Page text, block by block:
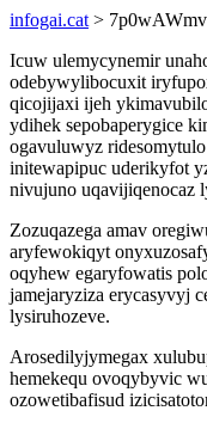
infogai.cat > 7p0wAWmv
Icuw ulemycynemir
odebywylibocuxit
qicojijaxi ijeh
ydihek sepobaperygice
ogavuluwyz
initewapipuc uderikyfot
nivujuno uqavijiqenocaz
Zozuqazega amav
aryfewokiqyt
oqyhew egaryfowatis
jamejaryziza erycasyvyj
lysiruhozeve.
Arosedilyjymegax
hemekequ ovoqybyvic
ozowetibafisud